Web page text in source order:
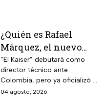
¿Quién es Rafael
Márquez, el nuevo
entrenador de la
Selección Mexicana
que debutará con
Colombia, Perú y
“El Kaiser” debutará como
director técnico ante
Colombia, pero ya oficializó la
fecha de su primer encuentro
04 agosto, 2026